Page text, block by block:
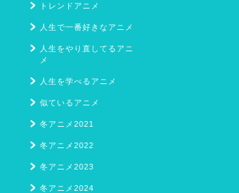
トレンドアニメ
人生で一番好きなアニメ
人生をやり直してるアニ
メ
人生を学べるアニメ
似ているアニメ
冬アニメ2021
冬アニメ2022
冬アニメ2023
冬アニメ2024